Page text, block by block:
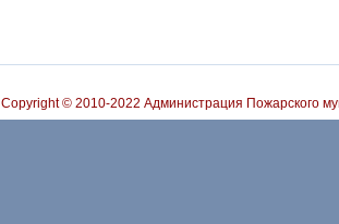
Copyright © 2010-2022 Администрация Пожарского